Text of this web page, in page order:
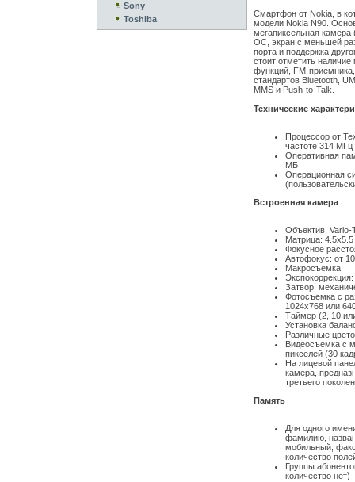
Sony
Toshiba
Смартфон от Nokia, в
модели Nokia N90.
мегапиксельная камера
ОС, экран с меньшей
порта и поддержка
стоит отметить
функций, FM-
стандартов Bluetooth,
MMS и Push-to-Talk.
Технические
Процессор от
частоте 314 МГц
Оперативная
МБ
Операционная
Встроенная камера
Объектив:
Матрица:
Фокусное
Автофокус: от
Макросъемка
Затвор:
Фотосъемка с
1024x768 или
Таймер (2, 10
Установка
Различные
Видеосъемка с
пикселей (30
На лицевой
камера,
третьего
Память
Для одного
фамилию,
мобильный,
количество
Группы
количество нет)